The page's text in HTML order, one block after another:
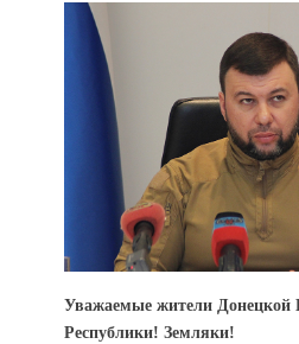
Уважаемые жители Донецкой
Республики! Земляки!